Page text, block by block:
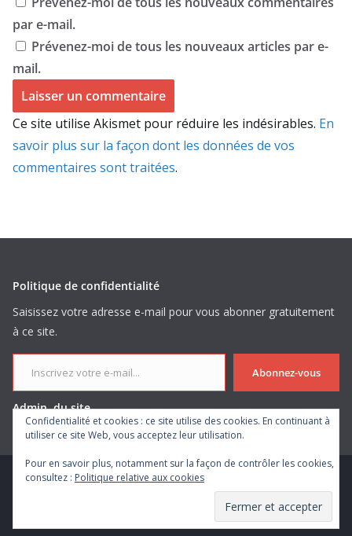
par e-mail.
Prévenez-moi de tous les nouveaux articles par e-
mail.
Ce site utilise Akismet pour réduire les indésirables. En
savoir plus sur la façon dont les données de vos
commentaires sont traitées.
Politique de confidentialité
Saisissez votre adresse e-mail pour vous abonner gratuitement
à ce site.
Inscrivez votre e-mail...
Abonnez-vous
Admin. du site
. Tous droits réservés.
par ThemeGrill. Propulsé parWordPress
Confidentialité et cookies : ce site utilise des cookies. En continuant à
utiliser ce site Web, vous acceptez leur utilisation.
Pour en savoir plus, notamment sur la façon de contrôler les cookies,
consultez : Politique relative aux cookies